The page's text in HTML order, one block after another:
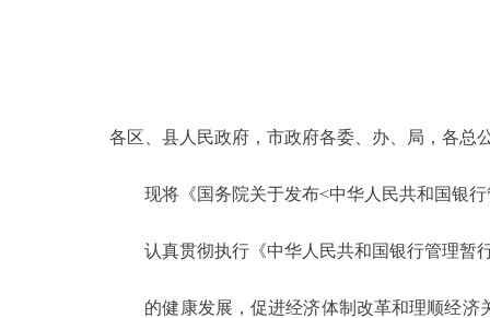
各区、县人民政府，市政府各委、办、局，各总
现将《国务院关于发布<中华人民共和国银行
认真贯彻执行《中华人民共和国银行管理暂
的健康发展，促进经济体制改革和理顺经济